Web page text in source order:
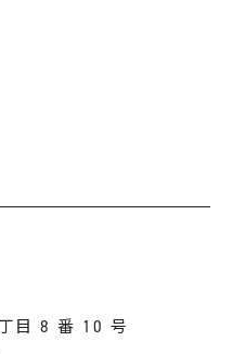
目 8 番 10 号